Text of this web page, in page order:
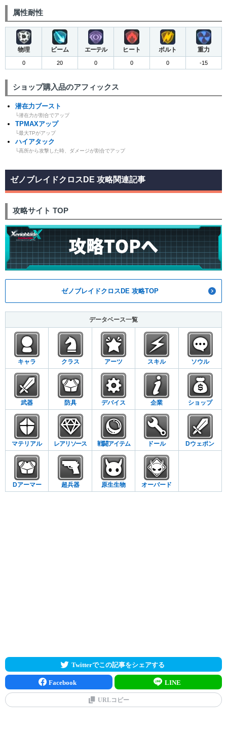
属性耐性
物理 ビーム エーテル ヒート ボルト 重力
0 20 0 0 0 -15
ショップ購入品のアフィックス
潜在力ブースト
└潜在力が割合でアップ
TPMAXアップ
└最大TPがアップ
ハイアタック
└高所から攻撃した時、ダメージが割合でアップ
ゼノブレイドクロスDE 攻略関連記事
攻略サイト TOP
ゼノブレイドクロスDE 攻略TOP
データベース一覧
キャラ クラス アーツ スキル ソウル
武器 防具 デバイス 企業 ショップ
マテリアル レアリソース 戦闘アイテム ドール Dウェポン
Dアーマー 超兵器 原生生物 オーバード
Twitterでこの記事をシェアする
Facebook LINE
URLコピー